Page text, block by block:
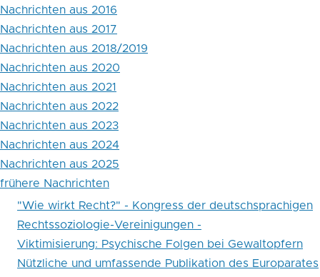
Nachrichten aus 2016
Nachrichten aus 2017
Nachrichten aus 2018/2019
Nachrichten aus 2020
Nachrichten aus 2021
Nachrichten aus 2022
Nachrichten aus 2023
Nachrichten aus 2024
Nachrichten aus 2025
frühere Nachrichten
"Wie wirkt Recht?" - Kongress der deutschsprachigen
Rechtssoziologie-Vereinigungen -
Viktimisierung: Psychische Folgen bei Gewaltopfern
Nützliche und umfassende Publikation des Europarates